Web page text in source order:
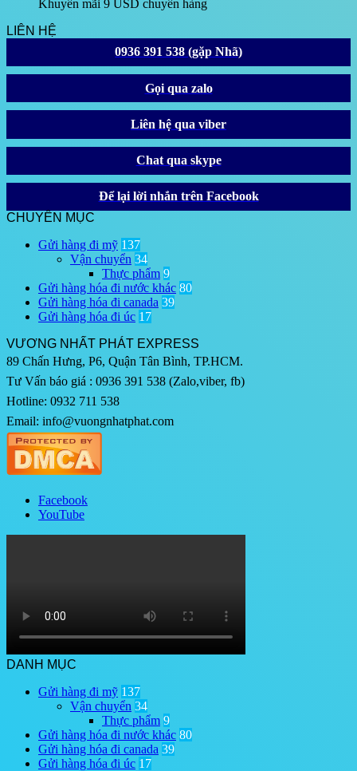
Khuyến mãi 9 USD chuyển hàng
LIÊN HỆ
0936 391 538 (gặp Nhã)
Gọi qua zalo
Liên hệ qua viber
Chat qua skype
Để lại lời nhắn trên Facebook
CHUYÊN MỤC
Gửi hàng đi mỹ 137
Vận chuyển 34
Thực phẩm 9
Gửi hàng hóa đi nước khác 80
Gửi hàng hóa đi canada 39
Gửi hàng hóa đi úc 17
VƯƠNG NHẤT PHÁT EXPRESS
89 Chấn Hưng, P6, Quận Tân Bình, TP.HCM.
Tư Vấn báo giá : 0936 391 538 (Zalo,viber, fb)
Hotline: 0932 711 538
Email: info@vuongnhatphat.com
Facebook
YouTube
DANH MỤC
Gửi hàng đi mỹ 137
Vận chuyển 34
Thực phẩm 9
Gửi hàng hóa đi nước khác 80
Gửi hàng hóa đi canada 39
Gửi hàng hóa đi úc 17